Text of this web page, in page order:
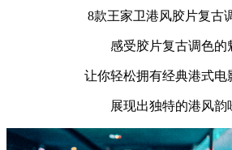
8款王家卫港风胶片复古
感受胶片复古调色的
让你轻松拥有经典港式电
展现出独特的港风韵